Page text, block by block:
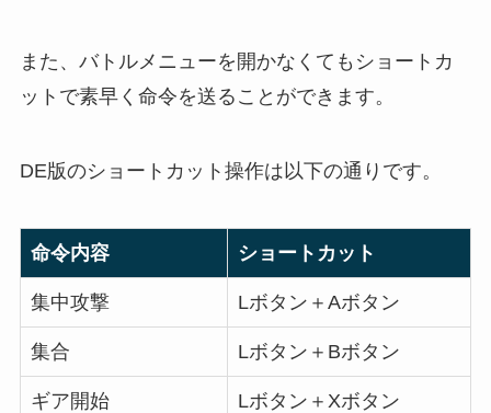
また、バトルメニューを開かなくてもショートカ
ットで素早く命令を送ることができます。
DE版のショートカット操作は以下の通りです。
命令内容 ショートカット
集中攻撃 Lボタン＋Aボタン
集合 Lボタン＋Bボタン
ギア開始 Lボタン＋Xボタン